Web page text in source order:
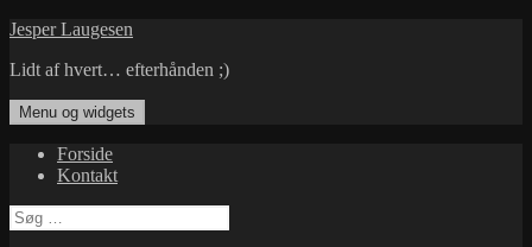
Hop
indhold
Jesper Laugesen
Lidt af hvert… efterhånden ;)
Menu og widgets
Forside
Kontakt
Søg
efter: